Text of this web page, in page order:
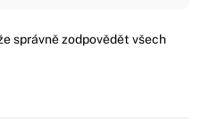
správně zodpovědět všech